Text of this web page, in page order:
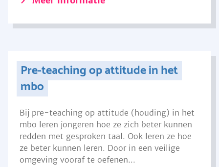
Pre-teaching op attitude in het
mbo
Bij pre-teaching op attitude (houding) in het
mbo leren jongeren hoe ze zich beter kunnen
redden met gesproken taal. Ook leren ze hoe
ze beter kunnen leren. Door in een veilige
omgeving vooraf te oefenen...